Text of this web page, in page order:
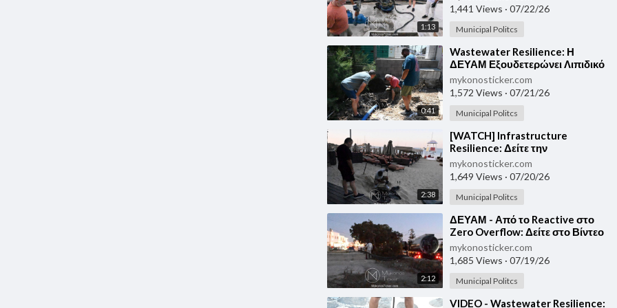
1:13
Αντλιοστάσιο της Μεγάλης
Άμμου
1,441 Views · 07/22/26
Municipal Politcs
0:41
⁣⁣Wastewater Resilience: Η
ΔΕΥΑΜ Εξουδετερώνει Λιπιδικό
Φορτίο στον Άγ. Στέφανο
mykonosticker.com
1,572 Views · 07/21/26
Municipal Politcs
2:38
⁣⁣[WATCH] Infrastructure
Resilience: Δείτε την
Υδρομηχανική Επιχείρηση της
ΔΕΥΑΜ στον Πλατύ Γιαλό –
Προληπτική Ενίσχυση &
Μοριακή Εξυγίανση σε Πλήρη
mykonosticker.com
1,649 Views · 07/20/26
Municipal Politcs
2:12
⁣⁣ΔΕΥΑΜ - Από το Reactive στο
Zero Overflow: Δείτε στο Βίντεο
την Επιχείρηση Proactive
Governance στον Κόρφο υπό
Συνθήκες Ακραίας Υδραυλικής
Πίεσης
mykonosticker.com
1,685 Views · 07/19/26
Municipal Politcs
⁣⁣VIDEO - Wastewater Resilience: